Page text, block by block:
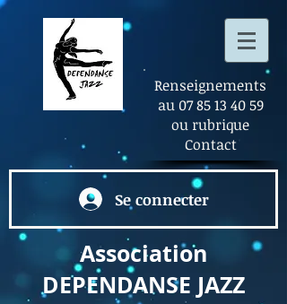
Renseignements
au07 85 13 40 59
ou rubrique
Contact
Se connecter
Association
DEPENDANSE JAZZ